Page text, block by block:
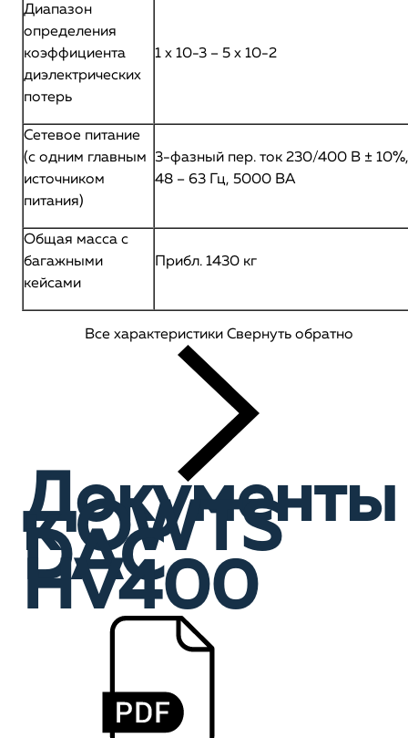
Диапазон
определения
коэффициента
диэлектрических
потерь
1 x 10-3 – 5 x 10-2
Сетевое питание
(с одним главным
источником
питания)
3-фазный пер. ток 230/400 В ± 10%,
48 – 63 Гц, 5000 ВА
Общая масса с
багажными
кейсами
Прибл. 1430 кг
Все характеристики Свернуть обратно
Документы
к OWTS
DAC
HV400